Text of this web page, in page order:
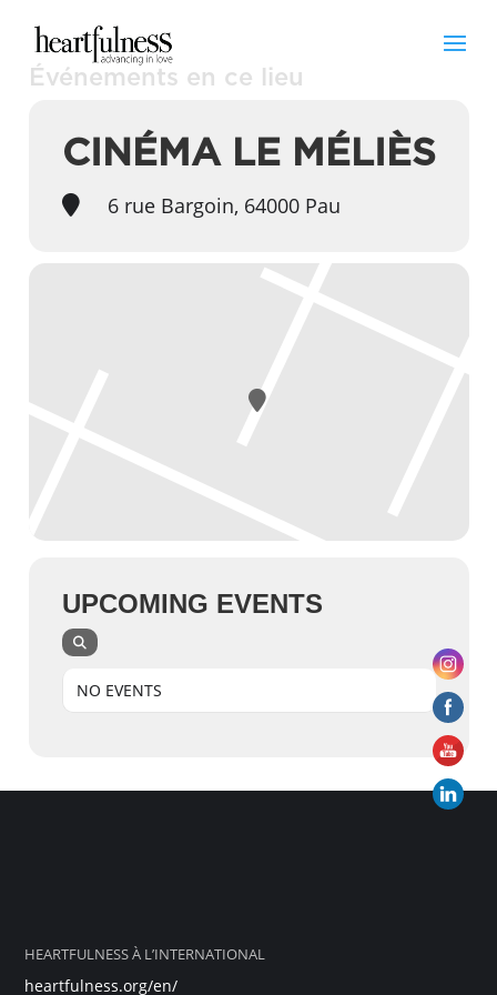
Événements en ce lieu
CINÉMA LE MÉLIÈS
6 rue Bargoin, 64000 Pau
UPCOMING EVENTS
NO EVENTS
HEARTFULNESS À L’INTERNATIONAL
heartfulness.org/en/